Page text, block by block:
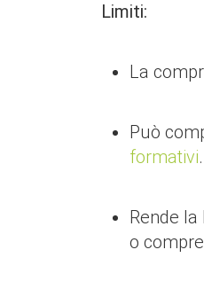
Limiti:
La
Può
formativi.
Rende
o